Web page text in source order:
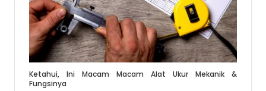
Ketahui, Ini Macam Macam Alat Ukur Mekanik &
Fungsinya